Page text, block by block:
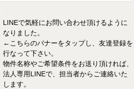
LINEで気軽にお問い合わせ頂けるように
なりました。
←こちらのバナーをタップし、友達登録を
行なって下さい。
物件名称やご希望条件をお送り頂ければ、
法人専用LINEで、担当者からご連絡いた
します。